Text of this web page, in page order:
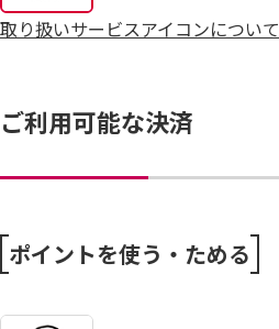
取り扱いサービスアイコンについて
ご利用可能な決済
ポイントを使う・ためる